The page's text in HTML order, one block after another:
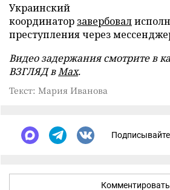
Украинский
координатор завербовал
преступления через
Видео задержания смотрите в
ВЗГЛЯД вMax.
Текст: Мария Иванова
Комментировать